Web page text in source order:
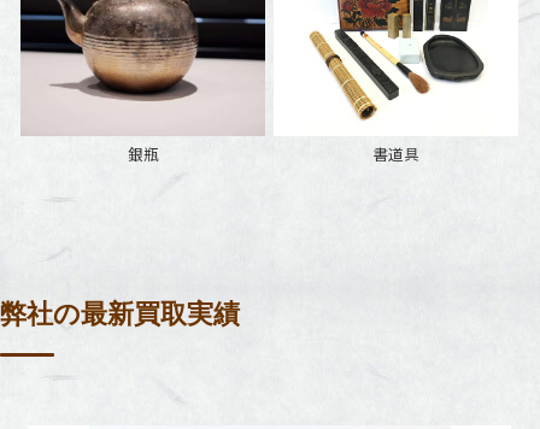
銀瓶 書道具
弊社の最新買取実績